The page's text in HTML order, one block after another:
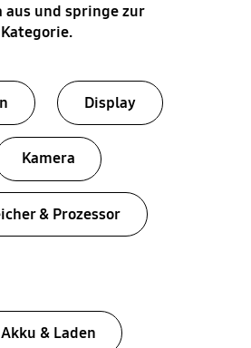
aus und springe zur
Display
Kamera
& Prozessor
Akku & Laden